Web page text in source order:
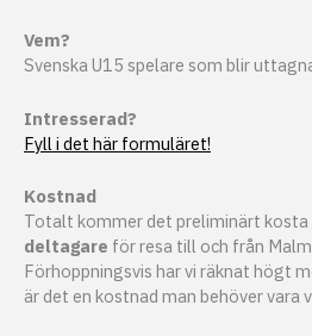
Vem?
Svenska U15 spelare som blir
Intresserad?
Fyll i det här formuläret!
Kostnad
Totalt kommer det preliminärt kosta
deltagare för resa till och från
Förhoppningsvis har vi räknat högt
är det en kostnad man behöver vara